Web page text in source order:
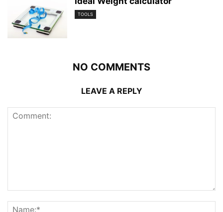
TOOLS
NO COMMENTS
LEAVE A REPLY